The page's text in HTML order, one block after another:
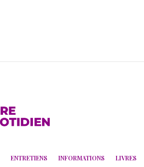
ENTRETIENS INFORMATIONS LIVRES